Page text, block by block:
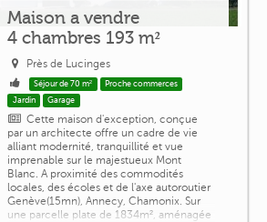
Maison a vendre
4 chambres 193 m²
Près de Lucinges
Séjour de 70 m²
Proche commerces
Jardin
Garage
Cette maison d'exception, conçue
par un architecte offre un cadre de vie
alliant modernité, tranquillité et vue
imprenable sur le majestueux Mont
Blanc. A proximité des commodités
locales, des écoles et de l'axe autoroutier
Genève(15mn), Annecy, Chamonix. Sur
une parcelle plate de 1834m², aménagée